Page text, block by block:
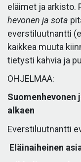
eläimet ja arkisto.
hevonen ja sota
everstiluutnantti
kaikkea muuta
tietysti kahvia ja
OHJELMAA:
Suomenhevonen
alkaen
Everstiluutnantti
Eläinaiheinen